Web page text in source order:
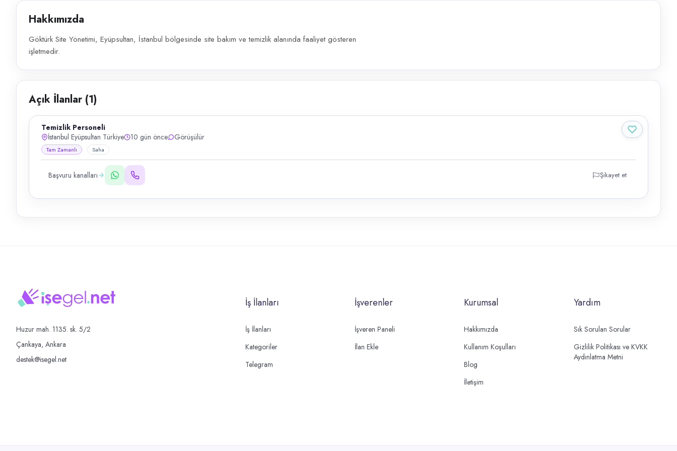
Hakkımızda
Göktürk Site Yönetimi, Eyüpsultan, İstanbul bölgesinde site bakım ve temizlik alanında faaliyet gösteren
işletmedir.
Açık İlanlar (1)
Temizlik Personeli
İstanbul Eyüpsultan Türkiye
10 gün önce Görüşülür
Tam Zamanlı Saha
Başvuru kanalları Şikayet et
Huzur mah. 1135. sk. 5/2
Çankaya, Ankara
destek@isegel.net
İş İlanları
İş İlanları
Kategoriler
Telegram
İşverenler
İşveren Paneli
İlan Ekle
Kurumsal
Hakkımızda
Kullanım Koşulları
Blog
İletişim
Yardım
Sık Sorulan Sorular
Gizlilik Politikası ve KVKK
Aydınlatma Metni